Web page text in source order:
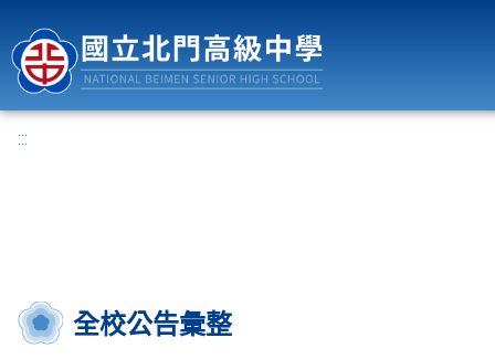
:::
全校公告彙整